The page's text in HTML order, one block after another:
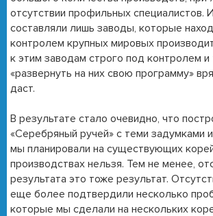
отсутствии профильных специалистов.
составляли лишь заводы, которые
контролем крупных мировых
к этим заводам строго под контролем и
«развернуть на них свою программу»
даст.
В результате стало очевидно, что
«Серебряный ручей» с теми задумками
мы планировали на существующих
производствах нельзя. Тем не менее,
результата это тоже результат.
еще более подтвердили несколько
которые мы сделали на нескольких